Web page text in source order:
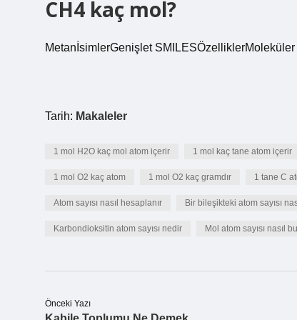
CH4 kaç mol?
MetanİsimlerGenişlet
Tarih: Makaleler
1 mol H2O kaç mol atom içerir 1 mol kaç tane atom içerir
1 mol O2 kaç atom 1 mol O2 kaç gramdır 1 tane C
Atom sayısı nasıl hesaplanır Bir bileşikteki atom sayısı
Karbondioksitin atom sayısı nedir Mol atom sayısı nasıl
Önceki Yazı